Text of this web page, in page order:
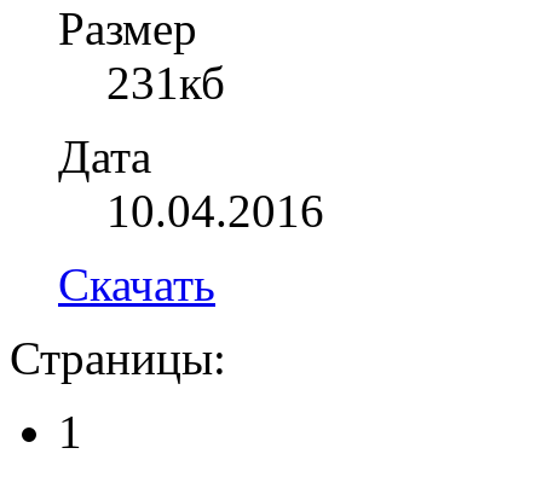
Размер
231кб
Дата
10.04.2016
Скачать
Страницы:
1